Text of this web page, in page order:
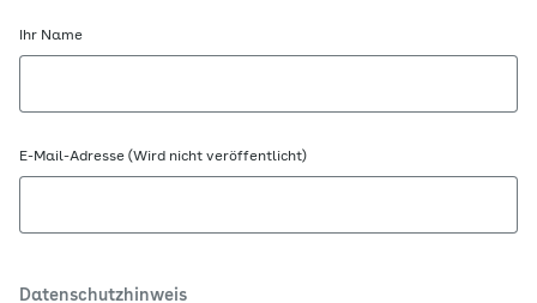
Ihr Name
E-Mail-Adresse (Wird nicht veröffentlicht)
Datenschutzhinweis